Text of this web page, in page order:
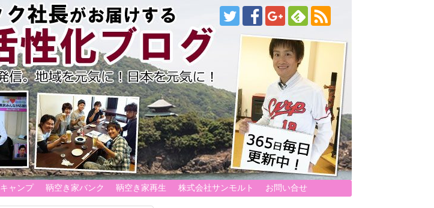
キャンプ 鞆空き家バンク 鞆空き家再生 株式会社サンモルト お問い合せ